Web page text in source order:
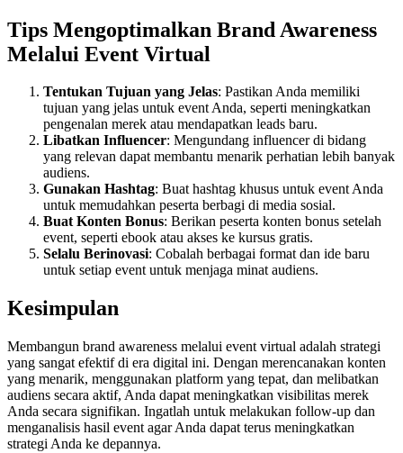
Tips Mengoptimalkan Brand Awareness
Melalui Event Virtual
Tentukan Tujuan yang Jelas: Pastikan Anda memiliki
tujuan yang jelas untuk event Anda, seperti meningkatkan
pengenalan merek atau mendapatkan leads baru.
Libatkan Influencer: Mengundang influencer di bidang
yang relevan dapat membantu menarik perhatian lebih banyak
audiens.
Gunakan Hashtag: Buat hashtag khusus untuk event Anda
untuk memudahkan peserta berbagi di media sosial.
Buat Konten Bonus: Berikan peserta konten bonus setelah
event, seperti ebook atau akses ke kursus gratis.
Selalu Berinovasi: Cobalah berbagai format dan ide baru
untuk setiap event untuk menjaga minat audiens.
Kesimpulan
Membangun brand awareness melalui event virtual adalah strategi
yang sangat efektif di era digital ini. Dengan merencanakan konten
yang menarik, menggunakan platform yang tepat, dan melibatkan
audiens secara aktif, Anda dapat meningkatkan visibilitas merek
Anda secara signifikan. Ingatlah untuk melakukan follow-up dan
menganalisis hasil event agar Anda dapat terus meningkatkan
strategi Anda ke depannya.